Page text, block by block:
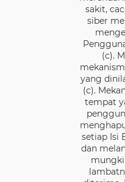
sakit,
siber
(c).
yang
(c).
tempat
setiap Isi
dan